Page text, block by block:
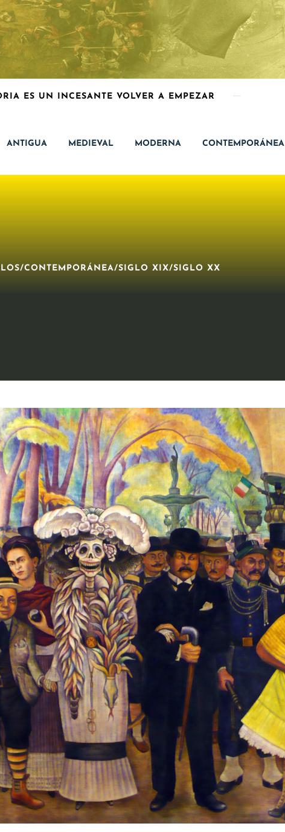
ES UN INCESANTE VOLVER A EMPEZAR
ANTIGUA MEDIEVAL MODERNA CONTEMPORÁNEA
/CONTEMPORÁNEA/SIGLO XIX/SIGLO XX